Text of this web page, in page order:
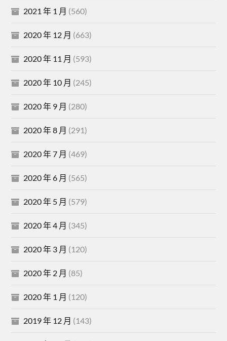
2021 年 1 月 (560)
2020 年 12 月 (663)
2020 年 11 月 (593)
2020 年 10 月 (245)
2020 年 9 月 (280)
2020 年 8 月 (291)
2020 年 7 月 (469)
2020 年 6 月 (565)
2020 年 5 月 (579)
2020 年 4 月 (345)
2020 年 3 月 (120)
2020 年 2 月 (85)
2020 年 1 月 (120)
2019 年 12 月 (143)